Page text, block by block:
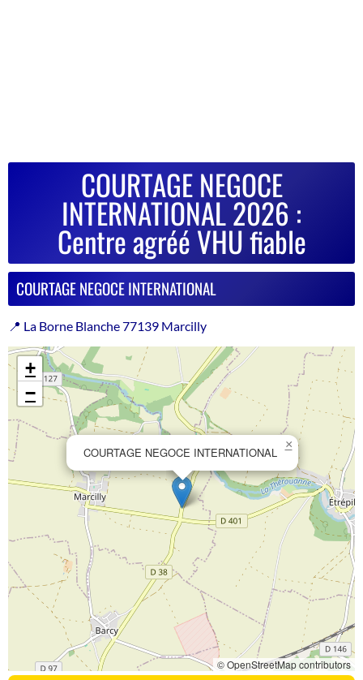
COURTAGE NEGOCE
INTERNATIONAL 2026 :
Centre agréé VHU fiable
COURTAGE NEGOCE INTERNATIONAL
📍 La Borne Blanche 77139 Marcilly
COURTAGE NEGOCE INTERNATIONAL
×
+
−
© OpenStreetMap contributors